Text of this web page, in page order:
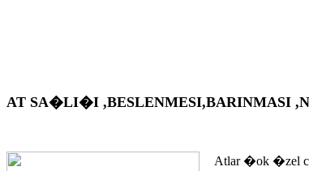
AT SA�LI�I ,BESLENMESI,BARINMASI
Atlar �ok �zel